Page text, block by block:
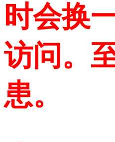
时会换
访问。
患。